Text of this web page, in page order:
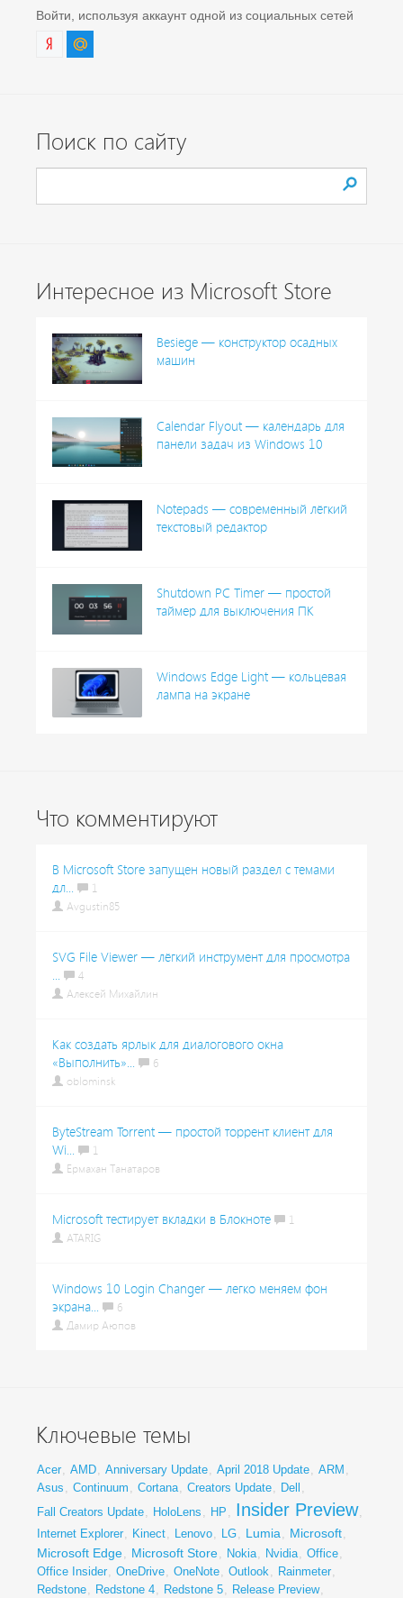
Войти, используя аккаунт одной из социальных сетей
Поиск по сайту
Интересное из Microsoft Store
Besiege — конструктор осадных
машин
Calendar Flyout — календарь для
панели задач из Windows 10
Notepads — современный лёгкий
текстовый редактор
Shutdown PC Timer — простой
таймер для выключения ПК
Windows Edge Light — кольцевая
лампа на экране
Что комментируют
В Microsoft Store запущен новый раздел с темами
дл...
1
Avgustin85
SVG File Viewer — лёгкий инструмент для просмотра
...
4
Алексей Михайлин
Как создать ярлык для диалогового окна
«Выполнить»...
6
oblominsk
ByteStream Torrent — простой торрент клиент для
Wi...
1
Ермахан Танатаров
Microsoft тестирует вкладки в Блокноте
1
ATARIG
Windows 10 Login Changer — легко меняем фон
экрана...
6
Дамир Аюпов
Ключевые темы
Acer, AMD, Anniversary Update, April 2018 Update, ARM ,
Asus , Continuum , Cortana, Creators Update, Dell ,
Fall Creators Update, HoloLens , HP , Insider Preview,
Internet Explorer, Kinect, Lenovo, LG, Lumia, Microsoft,
Microsoft Edge, Microsoft Store, Nokia, Nvidia, Office,
Office Insider, OneDrive, OneNote, Outlook, Rainmeter,
Redstone, Redstone 4, Redstone 5, Release Preview,